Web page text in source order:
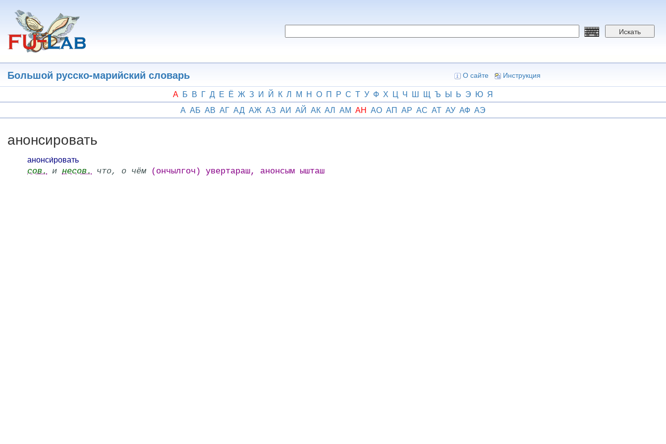
основному
содержанию
Искать
Большой русско-марийский словарь О сайте Инструкция
А Б В Г Д Е Ё Ж З И Й К Л М Н О П Р С Т У Ф Х Ц Ч Ш Щ Ъ Ы Ь Э Ю Я
А АБ АВ АГ АД АЖ АЗ АИ АЙ АК АЛ АМ АН АО АП АР АС АТ АУ АФ АЭ
анонсировать
анонси́ровать
сов. и несов. что, о чём(ончылгоч) увертараш, анонсым ышташ